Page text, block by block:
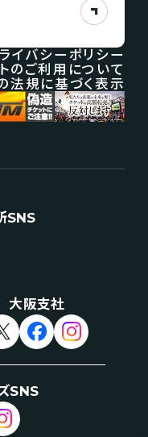
イバシーポリシー
のご利用について
法規に基づく表示
SNS
大阪支社
SNS